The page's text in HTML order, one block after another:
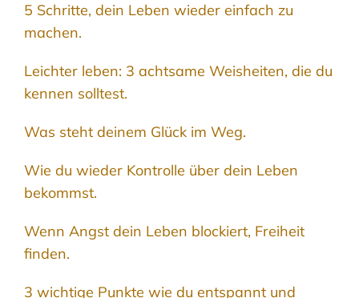
5 Schritte, dein Leben wieder einfach zu
machen.
Leichter leben: 3 achtsame Weisheiten, die du
kennen solltest.
Was steht deinem Glück im Weg.
Wie du wieder Kontrolle über dein Leben
bekommst.
Wenn Angst dein Leben blockiert, Freiheit
finden.
3 wichtige Punkte wie du entspannt und